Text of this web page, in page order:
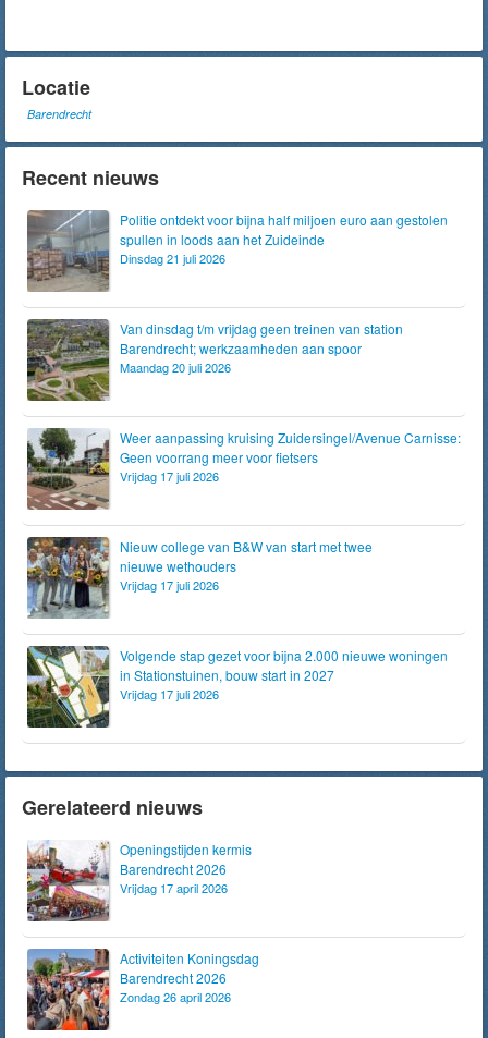
Locatie
Barendrecht
Recent nieuws
Politie ontdekt voor bijna half miljoen euro aan gestolen
spullen in loods aan het Zuideinde
Dinsdag 21 juli 2026
Van dinsdag t/m vrijdag geen treinen van station
Barendrecht; werkzaamheden aan spoor
Maandag 20 juli 2026
Weer aanpassing kruising Zuidersingel/Avenue Carnisse:
Geen voorrang meer voor fietsers
Vrijdag 17 juli 2026
Nieuw college van B&W van start met twee
nieuwe wethouders
Vrijdag 17 juli 2026
Volgende stap gezet voor bijna 2.000 nieuwe woningen
in Stationstuinen, bouw start in 2027
Vrijdag 17 juli 2026
Gerelateerd nieuws
Openingstijden kermis
Barendrecht 2026
Vrijdag 17 april 2026
Activiteiten Koningsdag
Barendrecht 2026
Zondag 26 april 2026